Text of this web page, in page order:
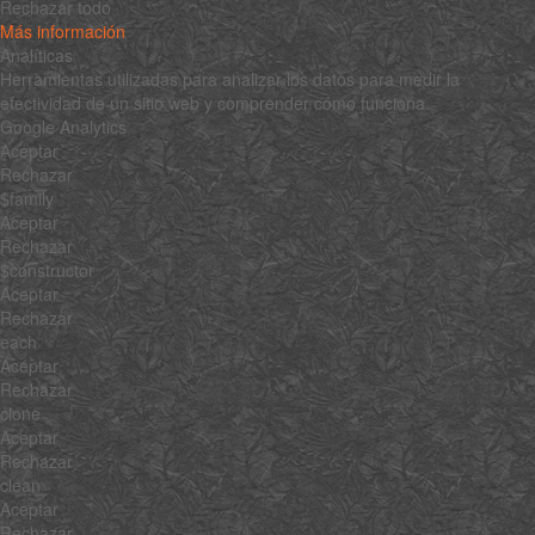
Rechazar todo
Más información
Analíticas
Herramientas utilizadas para analizar los datos para medir la
efectividad de un sitio web y comprender cómo funciona.
Google Analytics
Aceptar
Rechazar
$family
Aceptar
Rechazar
$constructor
Aceptar
Rechazar
each
Aceptar
Rechazar
clone
Aceptar
Rechazar
clean
Aceptar